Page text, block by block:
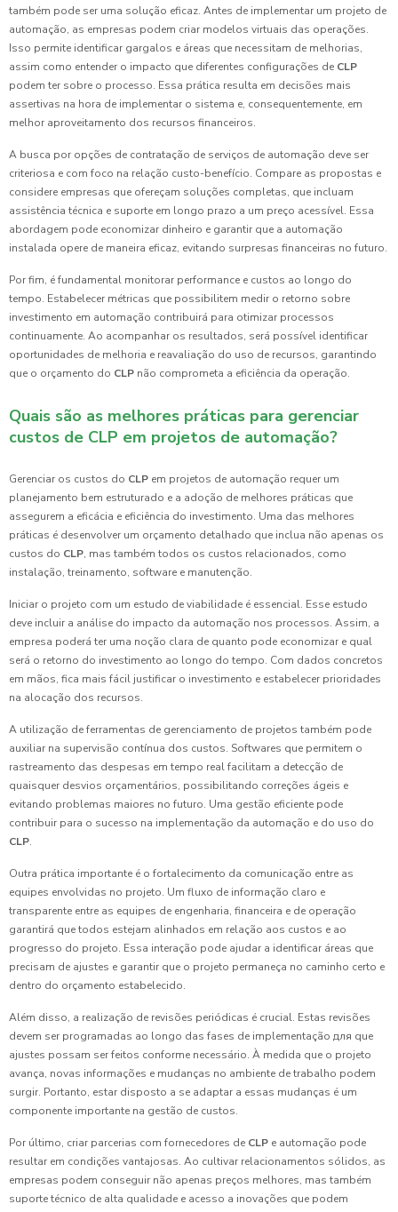
também pode ser uma solução eficaz. Antes de implementar um projeto de
automação, as empresas podem criar modelos virtuais das operações.
Isso permite identificar gargalos e áreas que necessitam de melhorias,
assim como entender o impacto que diferentes configurações de CLP
podem ter sobre o processo. Essa prática resulta em decisões mais
assertivas na hora de implementar o sistema e, consequentemente, em
melhor aproveitamento dos recursos financeiros.
A busca por opções de contratação de serviços de automação deve ser
criteriosa e com foco na relação custo-benefício. Compare as propostas e
considere empresas que ofereçam soluções completas, que incluam
assistência técnica e suporte em longo prazo a um preço acessível. Essa
abordagem pode economizar dinheiro e garantir que a automação
instalada opere de maneira eficaz, evitando surpresas financeiras no futuro.
Por fim, é fundamental monitorar performance e custos ao longo do
tempo. Estabelecer métricas que possibilitem medir o retorno sobre
investimento em automação contribuirá para otimizar processos
continuamente. Ao acompanhar os resultados, será possível identificar
oportunidades de melhoria e reavaliação do uso de recursos, garantindo
que o orçamento do CLP não comprometa a eficiência da operação.
Quais são as melhores práticas para gerenciar
custos de CLP em projetos de automação?
Gerenciar os custos do CLP em projetos de automação requer um
planejamento bem estruturado e a adoção de melhores práticas que
assegurem a eficácia e eficiência do investimento. Uma das melhores
práticas é desenvolver um orçamento detalhado que inclua não apenas os
custos do CLP, mas também todos os custos relacionados, como
instalação, treinamento, software e manutenção.
Iniciar o projeto com um estudo de viabilidade é essencial. Esse estudo
deve incluir a análise do impacto da automação nos processos. Assim, a
empresa poderá ter uma noção clara de quanto pode economizar e qual
será o retorno do investimento ao longo do tempo. Com dados concretos
em mãos, fica mais fácil justificar o investimento e estabelecer prioridades
na alocação dos recursos.
A utilização de ferramentas de gerenciamento de projetos também pode
auxiliar na supervisão contínua dos custos. Softwares que permitem o
rastreamento das despesas em tempo real facilitam a detecção de
quaisquer desvios orçamentários, possibilitando correções ágeis e
evitando problemas maiores no futuro. Uma gestão eficiente pode
contribuir para o sucesso na implementação da automação e do uso do
CLP.
Outra prática importante é o fortalecimento da comunicação entre as
equipes envolvidas no projeto. Um fluxo de informação claro e
transparente entre as equipes de engenharia, financeira e de operação
garantirá que todos estejam alinhados em relação aos custos e ao
progresso do projeto. Essa interação pode ajudar a identificar áreas que
precisam de ajustes e garantir que o projeto permaneça no caminho certo e
dentro do orçamento estabelecido.
Além disso, a realização de revisões periódicas é crucial. Estas revisões
devem ser programadas ao longo das fases de implementação для que
ajustes possam ser feitos conforme necessário. À medida que o projeto
avança, novas informações e mudanças no ambiente de trabalho podem
surgir. Portanto, estar disposto a se adaptar a essas mudanças é um
componente importante na gestão de custos.
Por último, criar parcerias com fornecedores de CLP e automação pode
resultar em condições vantajosas. Ao cultivar relacionamentos sólidos, as
empresas podem conseguir não apenas preços melhores, mas também
suporte técnico de alta qualidade e acesso a inovações que podem